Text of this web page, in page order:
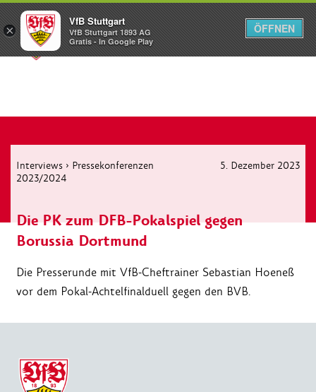
Menü
Interviews › Pressekonferenzen
2023/2024
5. Dezember 2023
Die PK zum DFB-Pokalspiel gegen
Borussia Dortmund
Die Presserunde mit VfB-Cheftrainer Sebastian Hoeneß
vor dem Pokal-Achtelfinalduell gegen den BVB.
×
VfB Stuttgart
VfB Stuttgart 1893 AG
Gratis - In Google Play
ÖFFNEN